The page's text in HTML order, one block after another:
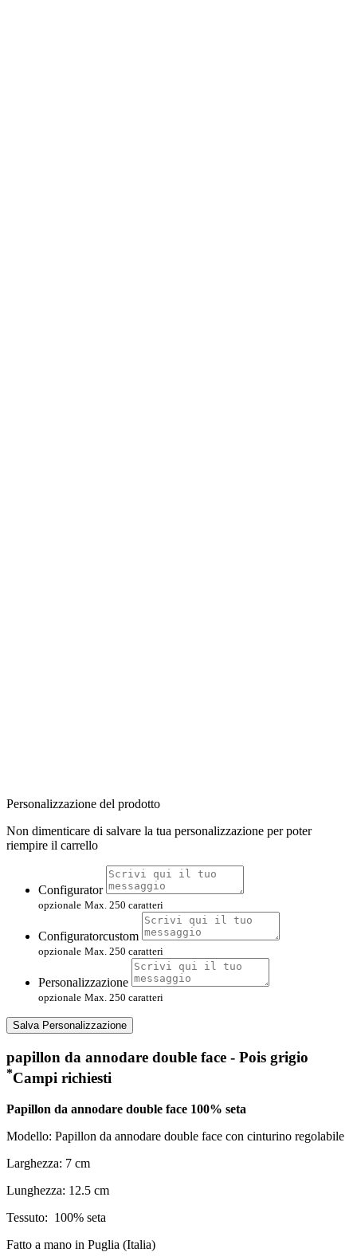
Personalizzazione del prodotto
Non dimenticare di salvare la tua personalizzazione per poter
riempire il carrello
Configurator
opzionale Max. 250 caratteri
Configuratorcustom
opzionale Max. 250 caratteri
Personalizzazione
opzionale Max. 250 caratteri
Salva Personalizzazione
papillon da annodare double face - Pois grigio
*Campi richiesti
Papillon da annodare double face 100% seta
Modello: Papillon da annodare double face con cinturino regolabile
Larghezza: 7 cm
Lunghezza: 12.5 cm
Tessuto: 100% seta
Fatto a mano in Puglia (Italia)